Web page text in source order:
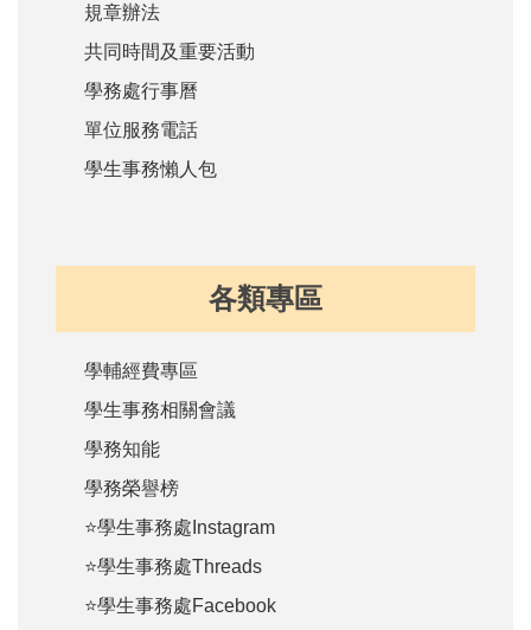
規章辦法
共同時間及重要活動
學務處行事曆
單位服務電話
學生事務懶人包
各類專區
學輔經費專區
學生事務相關會議
學務知能
學務榮譽榜
⭐學生事務處Instagram
⭐學生事務處Threads
⭐學生事務處Facebook